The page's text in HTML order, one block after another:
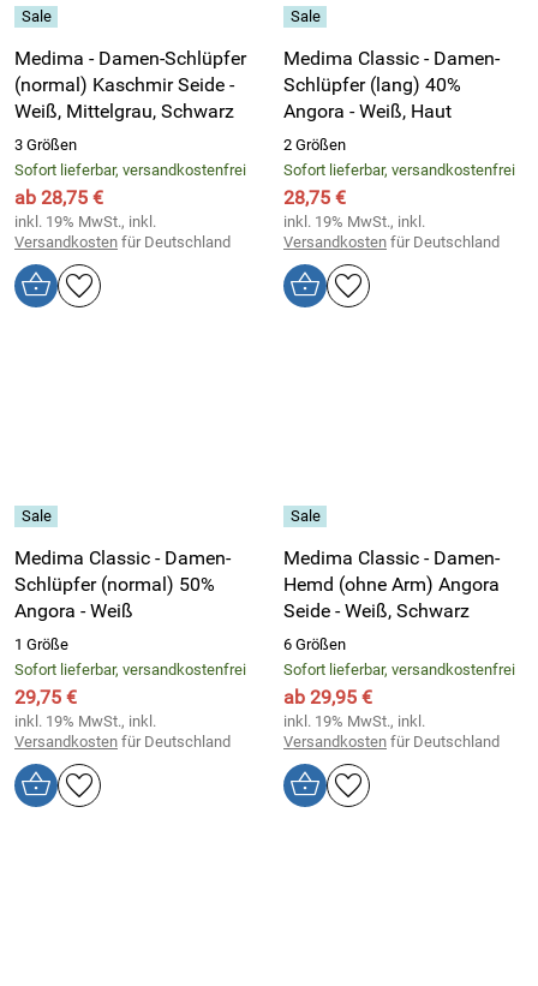
Medima - Damen-Schlüpfer
(normal) Kaschmir Seide -
Weiß, Mittelgrau, Schwarz
3 Größen
Sofort lieferbar, versandkostenfrei
ab 28,75 €
inkl. 19% MwSt., inkl.
Versandkosten für Deutschland
Medima Classic - Damen-
Schlüpfer (lang) 40%
Angora - Weiß, Haut
2 Größen
Sofort lieferbar, versandkostenfrei
28,75 €
inkl. 19% MwSt., inkl.
Versandkosten für Deutschland
Medima Classic - Damen-
Schlüpfer (normal) 50%
Angora - Weiß
1 Größe
Sofort lieferbar, versandkostenfrei
29,75 €
inkl. 19% MwSt., inkl.
Versandkosten für Deutschland
Medima Classic - Damen-
Hemd (ohne Arm) Angora
Seide - Weiß, Schwarz
6 Größen
Sofort lieferbar, versandkostenfrei
ab 29,95 €
inkl. 19% MwSt., inkl.
Versandkosten für Deutschland